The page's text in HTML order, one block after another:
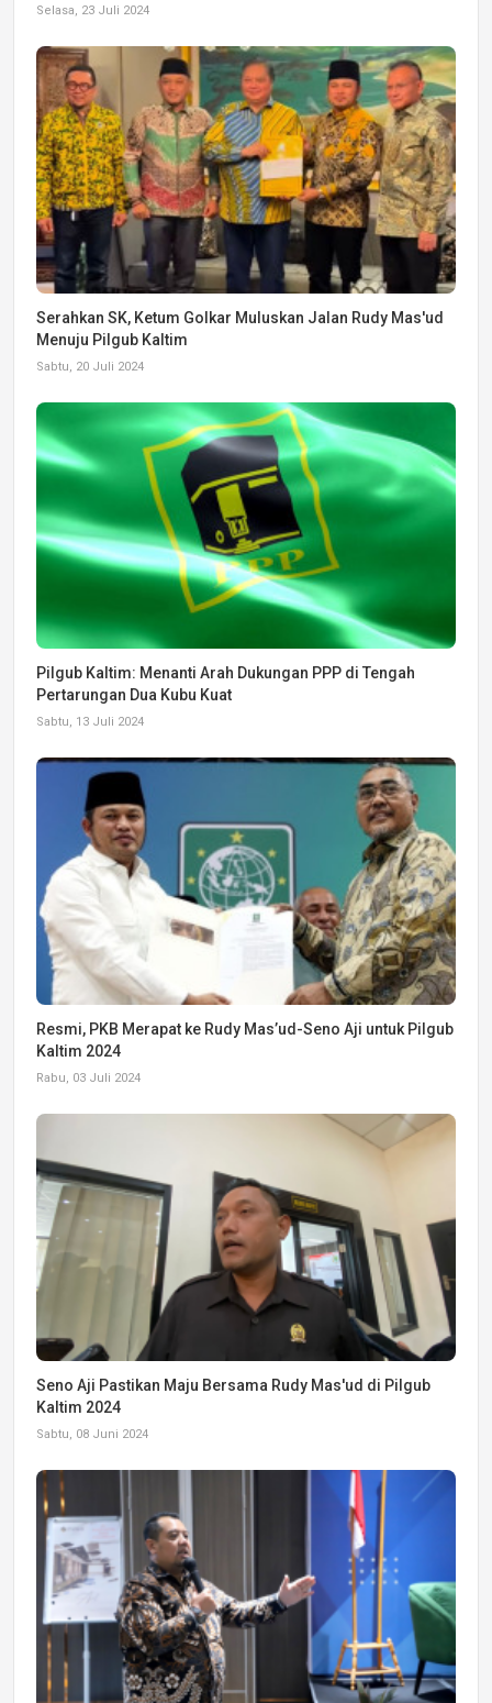
Selasa, 23 Juli 2024
Serahkan SK, Ketum Golkar Muluskan Jalan Rudy Mas'ud
Menuju Pilgub Kaltim
Sabtu, 20 Juli 2024
Pilgub Kaltim: Menanti Arah Dukungan PPP di Tengah
Pertarungan Dua Kubu Kuat
Sabtu, 13 Juli 2024
Resmi, PKB Merapat ke Rudy Mas’ud-Seno Aji untuk Pilgub
Kaltim 2024
Rabu, 03 Juli 2024
Seno Aji Pastikan Maju Bersama Rudy Mas'ud di Pilgub
Kaltim 2024
Sabtu, 08 Juni 2024